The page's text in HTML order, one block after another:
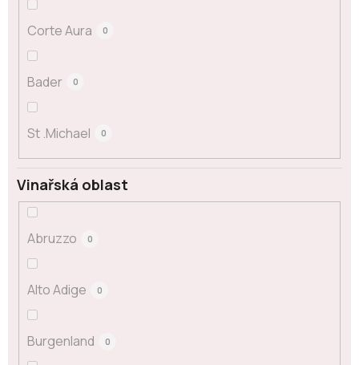
Corte Aura 0
Bader 0
St .Michael 0
Vinařská oblast
Abruzzo 0
Alto Adige 0
Burgenland 0